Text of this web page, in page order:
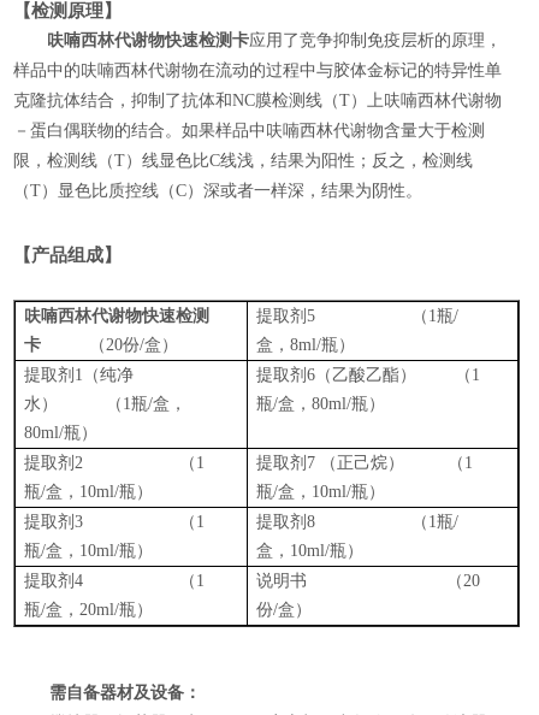
【检测原理】
呋喃西林代谢物快速检测卡应用了竞争抑制免疫层析的原理，
样品中的呋喃西林代谢物在流动的过程中与胶体金标记的特异性单
克隆抗体结合，抑制了抗体和NC膜检测线（T）上呋喃西林代谢物
－蛋白偶联物的结合。如果样品中呋喃西林代谢物含量大于检测
限，检测线（T）线显色比C线浅，结果为阳性；反之，检测线
（T）显色比质控线（C）深或者一样深，结果为阴性。
【产品组成】
呋喃西林代谢物快速检测
卡 （20份/盒）
提取剂5 （ 1瓶/
盒，8ml/瓶）
提取剂 1 （纯净
水）
（ 1瓶/盒，
80ml/瓶）
提取剂6 （乙酸乙酯） （ 1
瓶/盒，80ml/瓶）
提取剂2 （ 1
瓶/盒， 10ml/瓶）
提取剂 7 （正己烷） （ 1
瓶/盒， 10ml/瓶）
提取剂3 （ 1
瓶/盒 ， 10ml/瓶）
提取剂8 （ 1瓶/
盒， 10ml/瓶）
提取剂4 （ 1
瓶/盒，20ml/瓶）
说明书 （20
份/盒）
需自备器材及设备：